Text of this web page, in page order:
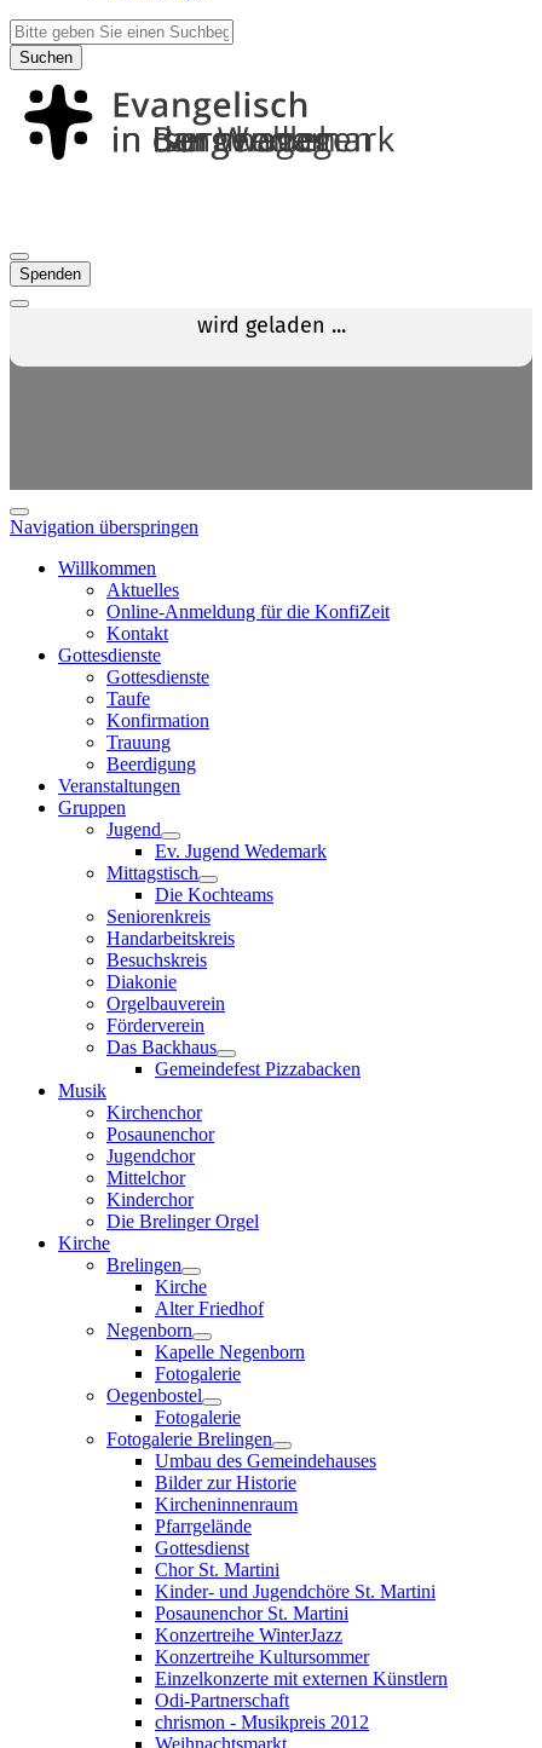
Suchen
Spenden
Navigation überspringen
Willkommen
Aktuelles
Online-Anmeldung für die KonfiZeit
Kontakt
Gottesdienste
Gottesdienste
Taufe
Konfirmation
Trauung
Beerdigung
Veranstaltungen
Gruppen
Jugend
Ev. Jugend Wedemark
Mittagstisch
Die Kochteams
Seniorenkreis
Handarbeitskreis
Besuchskreis
Diakonie
Orgelbauverein
Förderverein
Das Backhaus
Gemeindefest Pizzabacken
Musik
Kirchenchor
Posaunenchor
Jugendchor
Mittelchor
Kinderchor
Die Brelinger Orgel
Kirche
Brelingen
Kirche
Alter Friedhof
Negenborn
Kapelle Negenborn
Fotogalerie
Oegenbostel
Fotogalerie
Fotogalerie Brelingen
Umbau des Gemeindehauses
Bilder zur Historie
Kircheninnenraum
Pfarrgelände
Gottesdienst
Chor St. Martini
Kinder- und Jugendchöre St. Martini
Posaunenchor St. Martini
Konzertreihe WinterJazz
Konzertreihe Kultursommer
Einzelkonzerte mit externen Künstlern
Odi-Partnerschaft
chrismon - Musikpreis 2012
Weihnachtsmarkt